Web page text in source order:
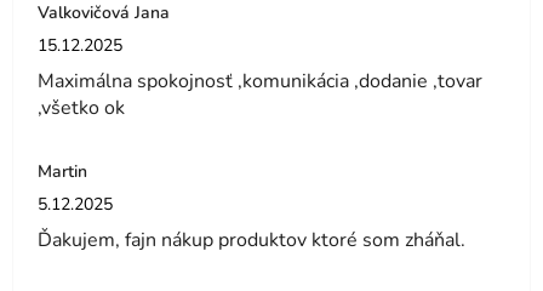
Valkovičová Jana
Hodnotenie obchodu je 5 z 5 hviezdičiek.
15.12.2025
Maximálna spokojnosť ,komunikácia ,dodanie ,tovar
,všetko ok
Martin
Hodnotenie obchodu je 5 z 5 hviezdičiek.
5.12.2025
Ďakujem, fajn nákup produktov ktoré som zháňal.